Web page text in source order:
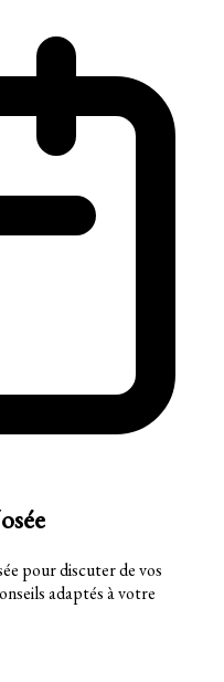
pour discuter de vos
adaptés à votre